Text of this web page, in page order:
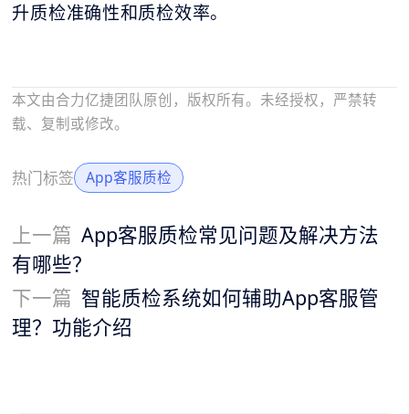
升质检准确性和质检效率。
本文由合力亿捷团队原创，版权所有。未经授权，严禁转
载、复制或修改。
热门标签 App客服质检
上一篇 App客服质检常见问题及解决方法
有哪些？
下一篇 智能质检系统如何辅助App客服管
理？功能介绍